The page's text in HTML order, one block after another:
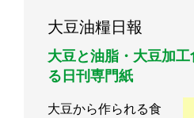
大豆油糧日報
大豆と油脂・大豆加
る日刊専門紙
大豆から作られる食